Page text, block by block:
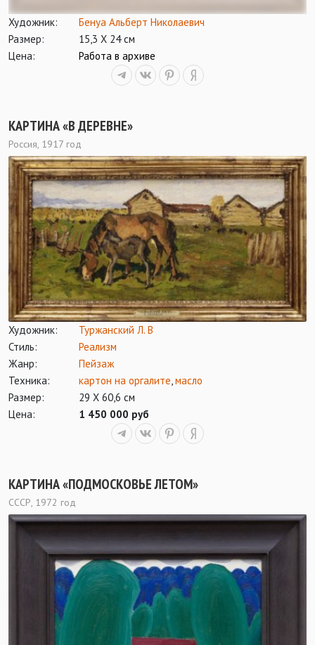
Художник:
Бенуа Альберт Николаевич
Размер:
15,3 Х 24 см
Цена:
Работа в архиве
КАРТИНА «В ДЕРЕВНЕ»
Россия, 1917 год
Художник:
Туржанский Л. В
Стиль:
Реализм
Жанр:
Пейзаж
Техника:
картон на оргалите масло
Размер:
29 Х 60,6 см
Цена:
1 450 000 руб
КАРТИНА «ПОДМОСКОВЬЕ ЛЕТОМ»
СССР, 1972 год